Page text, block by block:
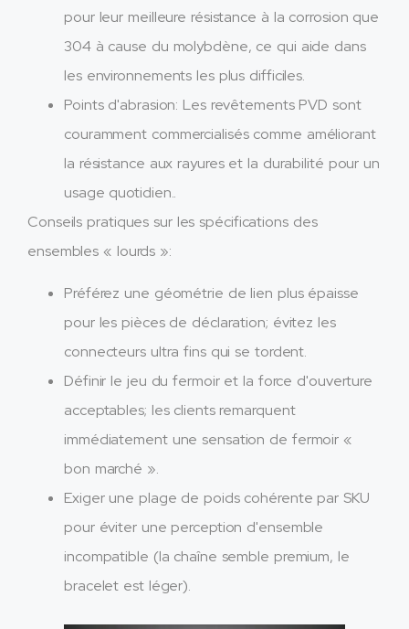
pour leur meilleure résistance à la corrosion que
304 à cause du molybdène, ce qui aide dans
les environnements les plus difficiles.
Points d'abrasion: Les revêtements PVD sont
couramment commercialisés comme améliorant
la résistance aux rayures et la durabilité pour un
usage quotidien..
Conseils pratiques sur les spécifications des
ensembles « lourds »:
Préférez une géométrie de lien plus épaisse
pour les pièces de déclaration; évitez les
connecteurs ultra fins qui se tordent.
Définir le jeu du fermoir et la force d'ouverture
acceptables; les clients remarquent
immédiatement une sensation de fermoir «
bon marché ».
Exiger une plage de poids cohérente par SKU
pour éviter une perception d'ensemble
incompatible (la chaîne semble premium, le
bracelet est léger).​